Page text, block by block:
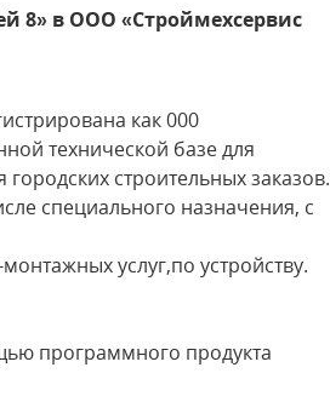
8» в ООО «Строймехсервис
как 000
технической базе для
строительных заказов.
специального назначения, с
услуг,по устройству.
программного продукта